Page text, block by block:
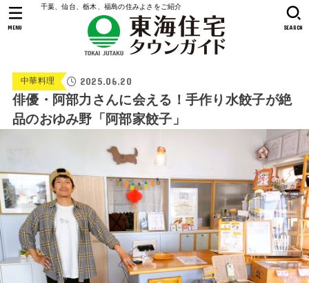
千葉、仙台、栃木、福島の住みよさをご紹介
SEARCH
MENU
中華料理 2025.06.20
俳優・阿部力さんに会える！手作り水餃子が絶
品のおゆみ野「阿部家餃子」